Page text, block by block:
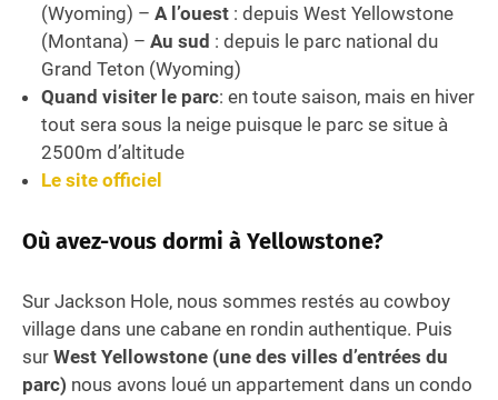
(Wyoming) – A l’ouest : depuis West Yellowstone
(Montana) – Au sud : depuis le parc national du
Grand Teton (Wyoming)
Quand visiter le parc: en toute saison, mais en hiver
tout sera sous la neige puisque le parc se situe à
2500m d’altitude
Le site officiel
Où avez-vous dormi à Yellowstone?
Sur Jackson Hole, nous sommes restés au cowboy
village dans une cabane en rondin authentique. Puis
sur West Yellowstone (une des villes d’entrées du
parc) nous avons loué un appartement dans un condo